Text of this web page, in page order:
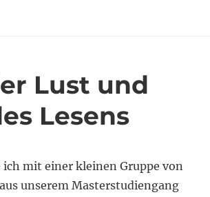
Lust und
Lesens
ich mit einer kleinen Gruppe von
unserem Masterstudiengang